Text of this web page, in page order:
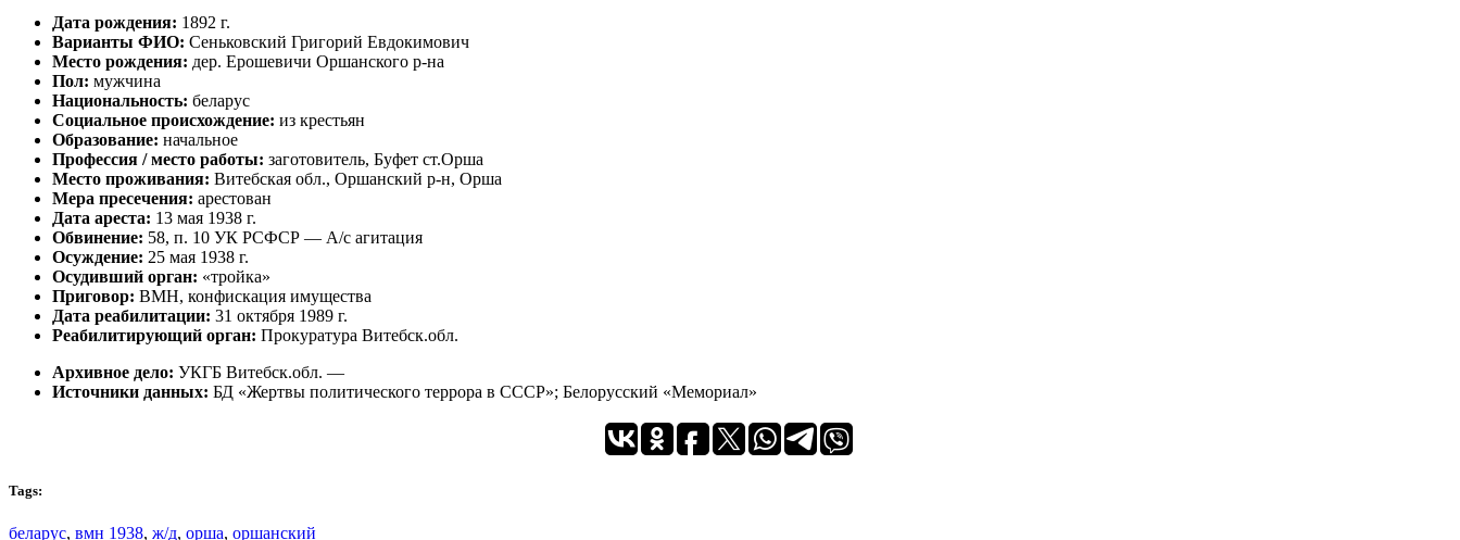
Дата рождения: 1892 г.
Варианты ФИО: Сеньковский Григорий Евдокимович
Место рождения: дер. Ерошевичи Оршанского р-на
Пол: мужчина
Национальность: беларус
Социальное происхождение: из крестьян
Образование: начальное
Профессия / место работы: заготовитель, Буфет ст.Орша
Место проживания: Витебская обл., Оршанский р-н, Орша
Мера пресечения: арестован
Дата ареста: 13 мая 1938 г.
Обвинение: 58, п. 10 УК РСФСР — А/с агитация
Осуждение: 25 мая 1938 г.
Осудивший орган: «тройка»
Приговор: ВМН, конфискация имущества
Дата реабилитации: 31 октября 1989 г.
Реабилитирующий орган: Прокуратура Витебск.обл.
Архивное дело: УКГБ Витебск.обл. —
Источники данных: БД «Жертвы политического террора в СССР»; Белорусский «Мемориал»
Tags:
беларус, вмн 1938, ж/д, орша, оршанский